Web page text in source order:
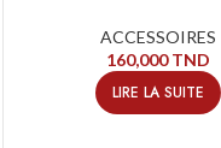
ACCESSOIRES
160,000TND
LIRE LA SUITE